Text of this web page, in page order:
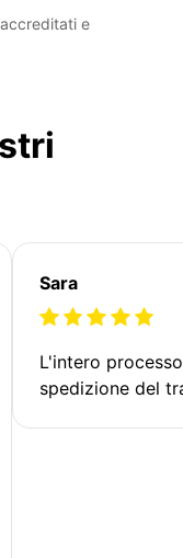
e
Sara
L'intero
spedizione del